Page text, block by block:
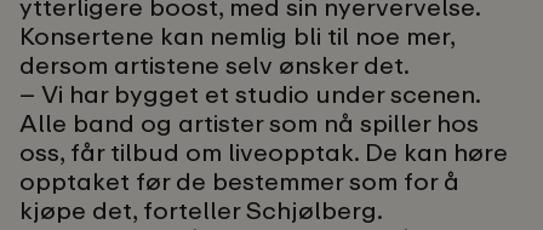
ytterligere boost, med sin nyervervelse.
Konsertene kan nemlig bli til noe mer,
dersom artistene selv ønsker det.
– Vi har bygget et studio under scenen.
Alle band og artister som nå spiller hos
oss, får tilbud om liveopptak. De kan høre
opptaket før de bestemmer som for å
kjøpe det, forteller Schjølberg.